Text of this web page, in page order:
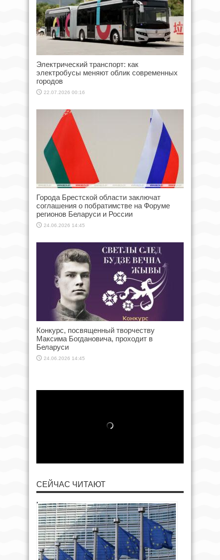
Электрический транспорт: как
электробусы меняют облик современных
городов
22.07.2026 00:16
Города Брестской области заключат
соглашения о побратимстве на Форуме
регионов Беларуси и России
24.06.2026 14:45
Конкурс, посвященный творчеству
Максима Богдановича, проходит в
Беларуси
24.06.2026 14:45
СЕЙЧАС ЧИТАЮТ